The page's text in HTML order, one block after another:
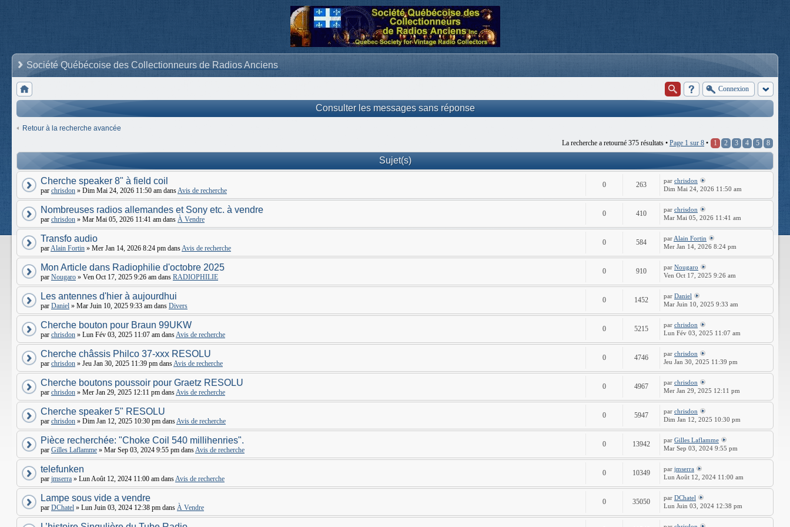
Société Québécoise des Collectionneurs de Radios Anciens
Connexion
Consulter les messages sans réponse
Retour à la recherche avancée
La recherche a retourné 375 résultats • Page 1 sur 8 • 1 2 3 4 5 8
Sujet(s)
Cherche speaker 8" à field coil
par chrisdon » Dim Mai 24, 2026 11:50 am dansAvis de recherche
0 263 par chrisdon
Dim Mai 24, 2026 11:50 am
Nombreuses radios allemandes et Sony etc. à vendre
par chrisdon » Mar Mai 05, 2026 11:41 am dans À Vendre
0 410 par chrisdon
Mar Mai 05, 2026 11:41 am
Transfo audio
parAlain Fortin » Mer Jan 14, 2026 8:24 pm dansAvis de recherche
0 584 par Alain Fortin
Mer Jan 14, 2026 8:24 pm
Mon Article dans Radiophilie d'octobre 2025
par Nougaro » Ven Oct 17, 2025 9:26 am dans RADIOPHILIE
0 910 par Nougaro
Ven Oct 17, 2025 9:26 am
Les antennes d'hier à aujourdhui
par Daniel » Mar Juin 10, 2025 9:33 am dans Divers
0 1452 par Daniel
Mar Juin 10, 2025 9:33 am
Cherche bouton pour Braun 99UKW
par chrisdon » Lun Fév 03, 2025 11:07 am dansAvis de recherche
0 5215 par chrisdon
Lun Fév 03, 2025 11:07 am
Cherche châssis Philco 37-xxx RESOLU
par chrisdon » Jeu Jan 30, 2025 11:39 pm dansAvis de recherche
0 4746 par chrisdon
Jeu Jan 30, 2025 11:39 pm
Cherche boutons poussoir pour Graetz RESOLU
par chrisdon » Mer Jan 29, 2025 12:11 pm dansAvis de recherche
0 4967 par chrisdon
Mer Jan 29, 2025 12:11 pm
Cherche speaker 5" RESOLU
par chrisdon » Dim Jan 12, 2025 10:30 pm dansAvis de recherche
0 5947 par chrisdon
Dim Jan 12, 2025 10:30 pm
Pièce recherchée: "Choke Coil 540 millihenries".
par Gilles Laflamme » Mar Sep 03, 2024 9:55 pm dansAvis de recherche
0 13942 par Gilles Laflamme
Mar Sep 03, 2024 9:55 pm
telefunken
par jmserra » Lun Août 12, 2024 11:00 am dansAvis de recherche
0 10349 par jmserra
Lun Août 12, 2024 11:00 am
Lampe sous vide a vendre
par DChatel » Lun Juin 03, 2024 12:38 pm dans À Vendre
0 35050 par DChatel
Lun Juin 03, 2024 12:38 pm